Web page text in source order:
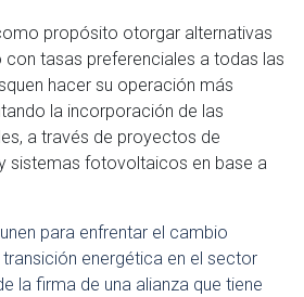
propósito otorgar alternativas
con tasas preferenciales a todas las
hacer su operación más
la incorporación de las
a través de proyectos de
sistemas fotovoltaicos en base a
para enfrentar el cambio
energética en el sector
la firma de una alianza que tiene